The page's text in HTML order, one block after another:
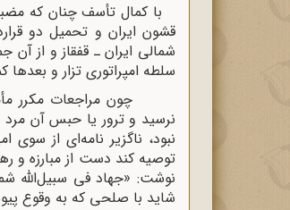
با کمال تأسف چنان که
قشون ایران و تحمیل دو
شمالى ایران ـ قفقاز و از
سلطه امپراتورى تزار و
چون مراجعات مکرر
نرسید و ترور یا حبس آن
نبود، ناگزیر نامه‌اى از
توصیه کند دست از مبارزه و
نوشت: «جهاد فى سبیل‌اللّه‌
شاید با صلحى که به وقوع